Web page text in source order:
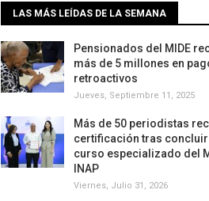
LAS MÁS LEÍDAS DE LA SEMANA
Pensionados del MIDE
más de 5 millones en
retroactivos
Jueves, Septiembre 11, 2025
Más de 50 periodistas
certificación tras concluir
curso especializado del
INAP
Viernes, Julio 31, 2026